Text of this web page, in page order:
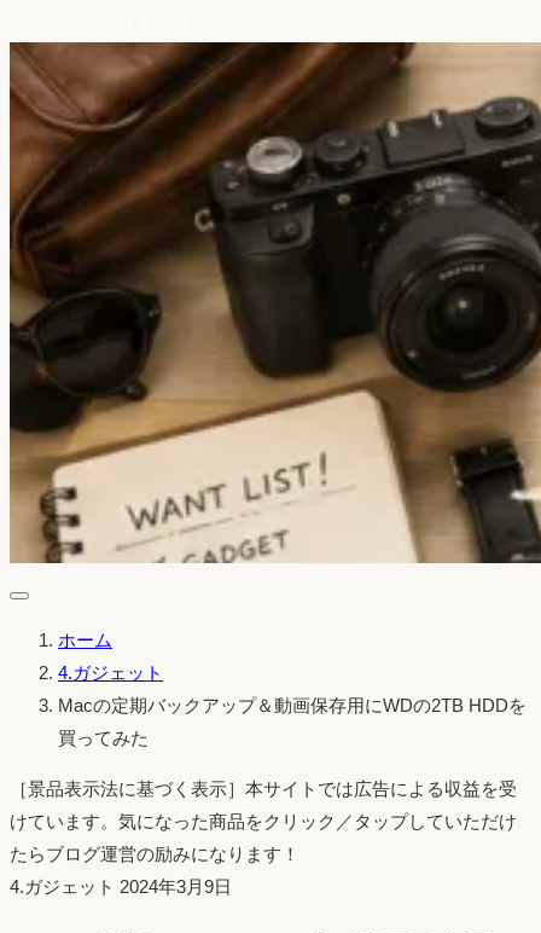
ホーム
4.ガジェット
Macの定期バックアップ＆動画保存用にWDの2TB HDDを
買ってみた
［景品表示法に基づく表示］本サイトでは広告による収益を受
けています。気になった商品をクリック／タップしていただけ
たらブログ運営の励みになります！
4.ガジェット 投
2024年3月9日